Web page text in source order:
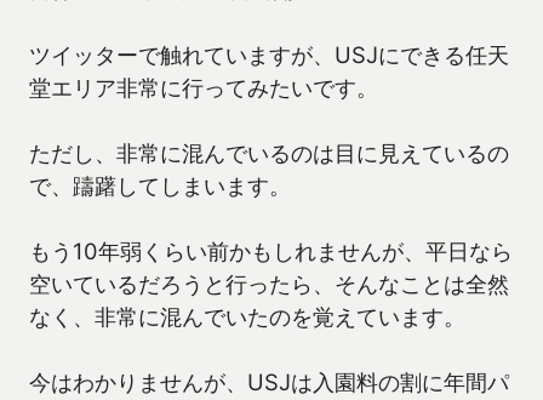
ツイッターで触れていますが、USJにできる任天
堂エリア非常に行ってみたいです。
ただし、非常に混んでいるのは目に見えているの
で、躊躇してしまいます。
もう10年弱くらい前かもしれませんが、平日なら
空いているだろうと行ったら、そんなことは全然
なく、非常に混んでいたのを覚えています。
今はわかりませんが、USJは入園料の割に年間パ